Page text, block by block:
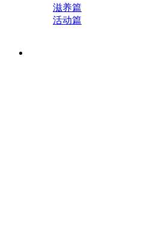
滋养篇
活动篇